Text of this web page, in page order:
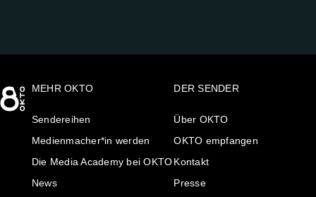
MEHR OKTO
Sendereihen
Medienmacher*in werden
Die Media Academy bei OKTO
News
DER SENDER
Über OKTO
OKTO empfangen
Kontakt
Presse